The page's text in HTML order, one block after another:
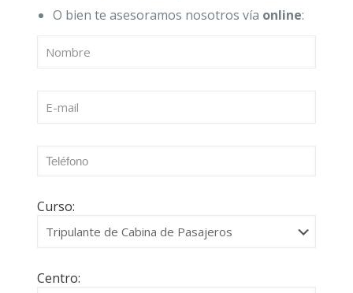
O bien te asesoramos nosotros vía online:
Curso:
Centro: